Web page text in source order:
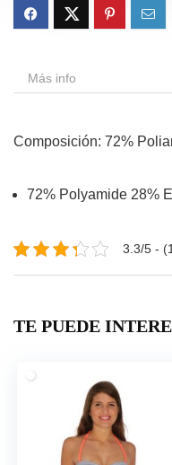
Más info
Composición: 72%
72% Polyamide 28%
3.3/5 -
TE PUEDE